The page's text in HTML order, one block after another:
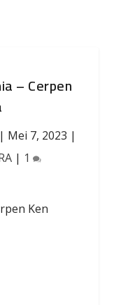
– Cerpen
| Mei 7, 2023 |
| 1